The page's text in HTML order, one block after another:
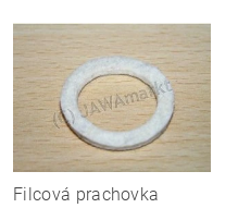
Filcová prachovka